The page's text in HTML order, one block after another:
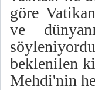
göre
ve
beklenilen
Mehdi'nin